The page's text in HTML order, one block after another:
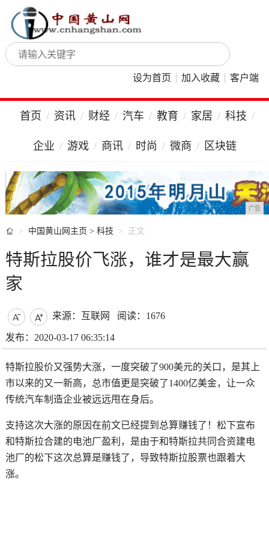
设为首页 加入收藏 客户端
首页 资讯 财经 汽车 教育 家居 科技
企业 游戏 商讯 时尚 微商 区块链
广告
 中国黄山网主页 > 科技 正文
特斯拉股价飞涨，谁才是最大赢
家
  来源：互联网 阅读：1676
发布：2020-03-17 06:35:14
特斯拉股价又强势大涨，一度突破了900美元的关口，是其上
市以来的又一新高，总市值更是突破了1400亿美金，让一众
传统汽车制造企业被远远甩在身后。
支持这次大涨的原因在前文已经提到 总算赚钱了！松下宣布
和特斯拉合建的电池厂盈利 ，是由于和特斯拉共同合资建电
池厂的松下这次总算是赚钱了，导致特斯拉股票也跟着大
涨。